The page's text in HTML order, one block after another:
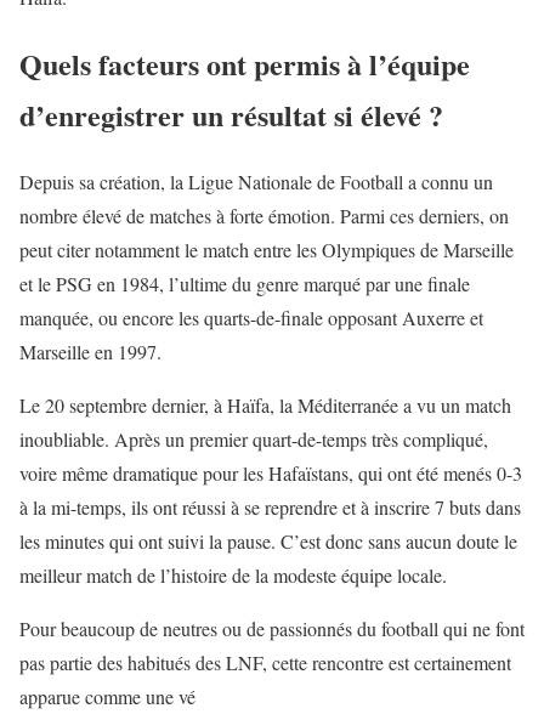
Quels facteurs ont permis à l’équipe
d’enregistrer un résultat si élevé ?
Depuis sa création, la Ligue Nationale de Football a connu un
nombre élevé de matches à forte émotion. Parmi ces derniers, on
peut citer notamment le match entre les Olympiques de Marseille
et le PSG en 1984, l’ultime du genre marqué par une finale
manquée, ou encore les quarts-de-finale opposant Auxerre et
Marseille en 1997.
Le 20 septembre dernier, à Haïfa, la Méditerranée a vu un match
inoubliable. Après un premier quart-de-temps très compliqué,
voire même dramatique pour les Hafaïstans, qui ont été menés 0-3
à la mi-temps, ils ont réussi à se reprendre et à inscrire 7 buts dans
les minutes qui ont suivi la pause. C’est donc sans aucun doute le
meilleur match de l’histoire de la modeste équipe locale.
Pour beaucoup de neutres ou de passionnés du football qui ne font
pas partie des habitués des LNF, cette rencontre est certainement
apparue comme une vé